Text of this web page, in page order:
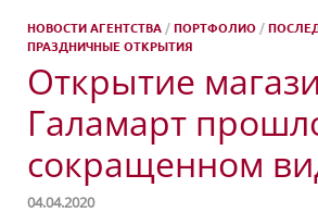
НОВОСТИ АГЕНТСТВА /ПОРТФОЛИО /
ПРАЗДНИЧНЫЕ ОТКРЫТИЯ
Открытие
Галамарт
сокращенном
04.04.2020